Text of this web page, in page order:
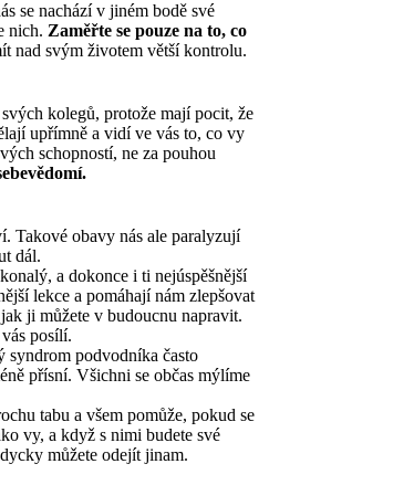
se nachází v jiném bodě své
nich. Zaměřte se pouze na to, co
nad svým životem větší kontrolu.
kolegů, protože mají pocit, že
upřímně a vidí ve vás to, co vy
schopností, ne za pouhou
Takové obavy nás ale paralyzují
dál.
a dokonce i ti nejúspěšnější
lekce a pomáhají nám zlepšovat
ji můžete v budoucnu napravit.
posílí.
syndrom podvodníka často
přísní. Všichni se občas mýlíme
tabu a všem pomůže, pokud se
vy, a když s nimi budete své
můžete odejít jinam.